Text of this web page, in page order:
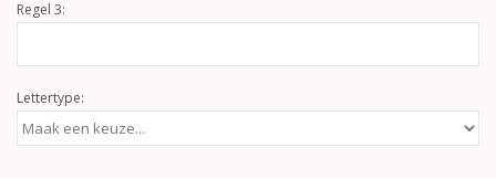
Regel 3:
Lettertype: